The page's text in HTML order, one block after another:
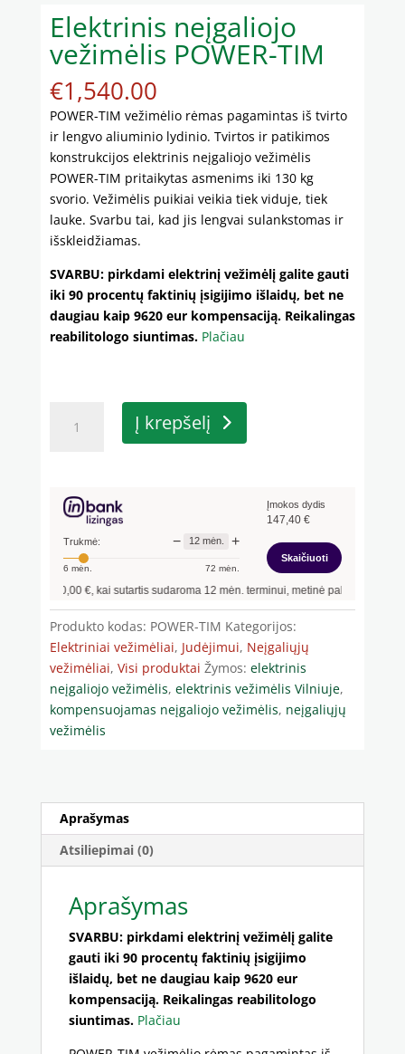
Elektrinis neįgaliojo
vežimėlis POWER-TIM
€1,540.00
POWER-TIM vežimėlio rėmas pagamintas iš tvirto
ir lengvo aliuminio lydinio. Tvirtos ir patikimos
konstrukcijos elektrinis neįgaliojo vežimėlis
POWER-TIM pritaikytas asmenims iki 130 kg
svorio. Vežimėlis puikiai veikia tiek viduje, tiek
lauke. Svarbu tai, kad jis lengvai sulankstomas ir
išskleidžiamas.
SVARBU: pirkdami elektrinį vežimėlį galite gauti
iki 90 procentų faktinių įsigijimo išlaidų, bet ne
daugiau kaip 9620 eur kompensaciją. Reikalingas
reabilitologo siuntimas. Plačiau
kiekis:
vežimėlis
POWER-
TIM
Į krepšelį
Trukmė: − 12mėn. +
6 mėn. 72 mėn.
Įmokos dydis
147,40 €
Skaičiuoti
€, kai sutartis sudaroma12mėn. terminui, metinė palūkanų norma –
Produkto kodas: POWER-TIM Kategorijos:
Elektriniai vežimėliai, Judėjimui, Neįgaliųjų
vežimėliai, Visi produktai Žymos: elektrinis
neįgaliojo vežimėlis, elektrinis vežimėlis Vilniuje,
kompensuojamas neįgaliojo vežimėlis, neįgaliųjų
vežimėlis
Aprašymas
Atsiliepimai (0)
Aprašymas
SVARBU: pirkdami elektrinį vežimėlį galite
gauti iki 90 procentų faktinių įsigijimo
išlaidų, bet ne daugiau kaip 9620 eur
kompensaciją. Reikalingas reabilitologo
siuntimas. Plačiau